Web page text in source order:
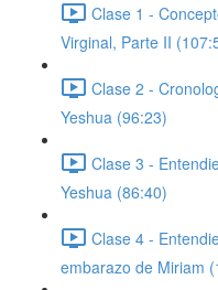
Clase 1 -
Virginal, Parte II
Clase 2 -
Yeshua (96:23)
Clase 3 -
Yeshua (86:40)
Clase 4 -
embarazo de Miriam